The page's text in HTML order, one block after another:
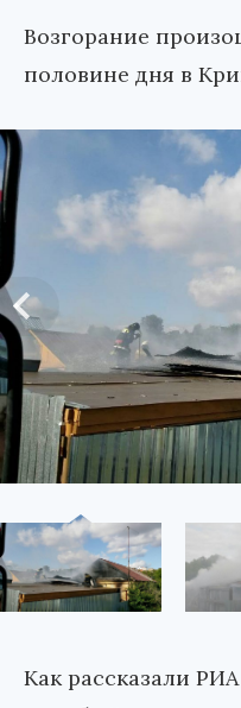
Возгорание
половине дня в
Как рассказали